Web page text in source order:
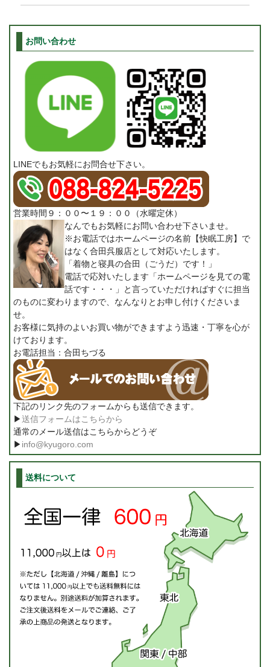
お問い合わせ
LINEでもお気軽にお問合せ下さい。
営業時間９：００〜１９：００（水曜定休）
なんでもお気軽にお問い合わせ下さいませ。
※お電話ではホームページの名前【快眠工房】で
はなく合田呉服店として対応いたします。
「着物と寝具の合田（ごうだ）です！」
電話で応対いたします「ホームページを見ての電
話です・・・」と言っていただければすぐに担当
のものに変わりますので、なんなりとお申し付けくださいま
せ。
お客様に気持のよいお買い物ができますよう迅速・丁寧を心が
けております。
お電話担当：合田ちづる
下記のリンク先のフォームからも送信できます。
▶送信フォームはこちらから
通常のメール送信はこちらからどうぞ
▶ info@kyugoro.com
送料について